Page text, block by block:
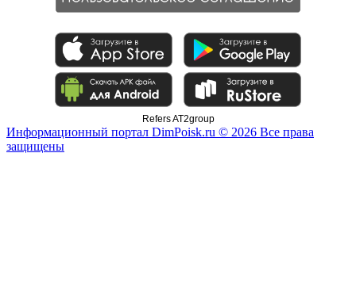
Refers AT2group
Информационный портал DimPoisk.ru © 2026 Все права
защищены